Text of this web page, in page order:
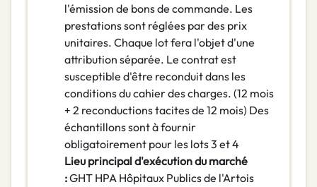
l'émission de bons de commande. Les
prestations sont réglées par des prix
unitaires. Chaque lot fera l'objet d'une
attribution séparée. Le contrat est
susceptible d'être reconduit dans les
conditions du cahier des charges. (12 mois
+ 2 reconductions tacites de 12 mois) Des
échantillons sont à fournir
obligatoirement pour les lots 3 et 4
Lieu principal d'exécution du marché
:GHT HPA Hôpitaux Publics de l'Artois